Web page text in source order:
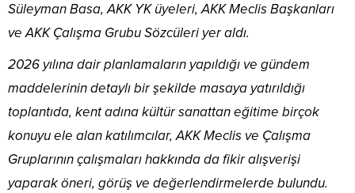
Süleyman Basa, AKK YK üyeleri, AKK Meclis Başkanları
ve AKK Çalışma Grubu Sözcüleri yer aldı.
2026 yılına dair planlamaların yapıldığı ve gündem
maddelerinin detaylı bir şekilde masaya yatırıldığı
toplantıda, kent adına kültür sanattan eğitime birçok
konuyu ele alan katılımcılar, AKK Meclis ve Çalışma
Gruplarının çalışmaları hakkında da fikir alışverişi
yaparak öneri, görüş ve değerlendirmelerde bulundu.